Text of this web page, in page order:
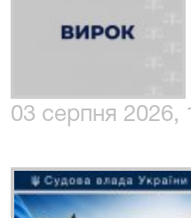
03 серпня 2026,